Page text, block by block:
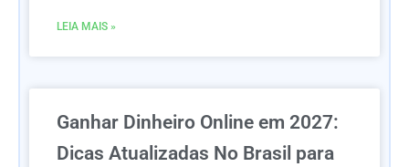
LEIA MAIS »
Ganhar Dinheiro Online em 2027:
Dicas Atualizadas No Brasil para